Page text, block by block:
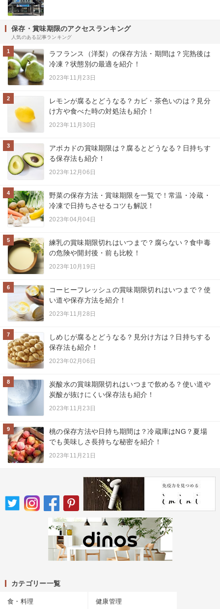
保存・賞味期限のアクセスランキング
人気のある記事ランキング
1
ラフランス（洋梨）の保存方法・期間は？完熟後は
冷凍？状態別の最適を紹介！
2023年11月23日
2
レモンが腐るとどうなる？カビ・茶色いのは？見分
け方や食べた時の対処法も紹介！
2023年11月30日
3
アボカドの賞味期限は？腐るとどうなる？日持ちす
る保存法も紹介！
2023年12月06日
4
野菜の保存方法・賞味期限を一覧で！常温・冷蔵・
冷凍で日持ちさせるコツも解説！
2023年04月04日
5
練乳の賞味期限切れはいつまで？腐らない？食中毒
の危険や開封後・前も比較！
2023年10月19日
6
コーヒーフレッシュの賞味期限切れはいつまで？使
い道や保存方法を紹介！
2023年11月28日
7
しめじが腐るとどうなる？見分け方は？日持ちする
保存法も紹介！
2023年02月06日
8
炭酸水の賞味期限切れはいつまで飲める？使い道や
炭酸が抜けにくい保存法も紹介！
2023年11月23日
9
桃の保存方法や日持ち期間は？冷蔵庫はNG？夏場
でも美味しさ長持ちな秘密を紹介！
2023年11月21日
カテゴリー一覧
食・料理 健康管理